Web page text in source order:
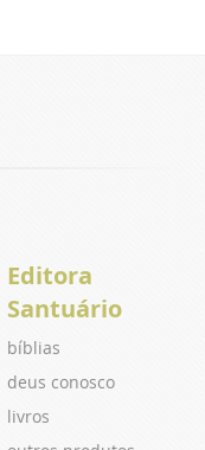
Editora
Santuário
bíblias
deus conosco
livros